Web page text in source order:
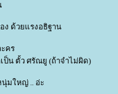
ง ด้วยแรงอธิฐาน
คร
ป็น ตั้ว ศรัณยู (ถ้าจำไม่ผิด)
นุ่มใหญ่ .. อ่ะ